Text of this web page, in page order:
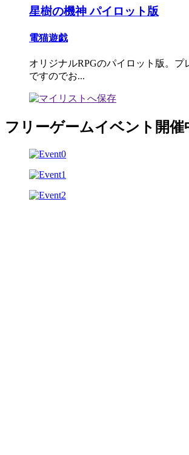
星樹の機神 パイロット版
電猫遊戯
オリジナルRPGのパイロット版。プ
ですのでお...
フリーゲームイベント開催